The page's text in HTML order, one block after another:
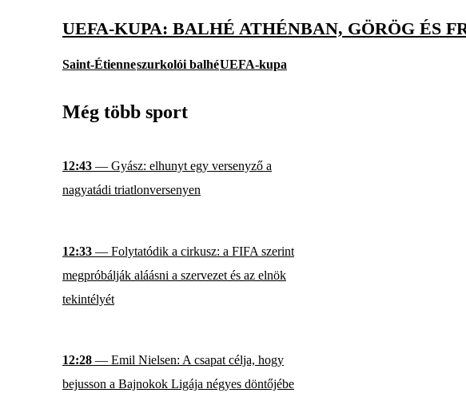
UEFA-KUPA: BALHÉ ATHÉNBAN, GÖRÖG ÉS
Saint-Étienneszurkolói balhéUEFA-kupa
Még több sport
12:43 — Gyász: elhunyt egy versenyző a
nagyatádi triatlonversenyen
12:33 — Folytatódik a cirkusz: a FIFA szerint
megpróbálják aláásni a szervezet és az elnök
tekintélyét
12:28 — Emil Nielsen: A csapat célja, hogy
bejusson a Bajnokok Ligája négyes döntőjébe